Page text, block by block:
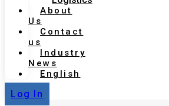
About
Us
Contact
us
Industry
News
English
Log In